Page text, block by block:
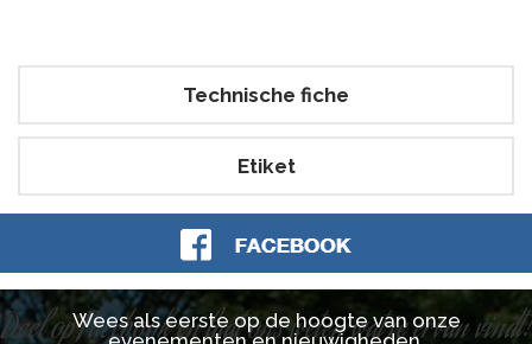
Technische fiche
Etiket
Deel op Facebook en laat ons weten wat je ervan vindt!
Wees als eerste op de hoogte van onze